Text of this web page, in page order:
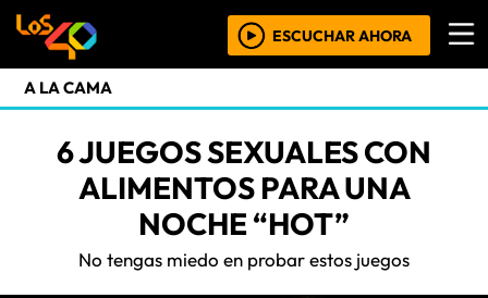
ESCUCHAR AHORA
A LA CAMA
6 JUEGOS SEXUALES CON
ALIMENTOS PARA UNA
NOCHE “HOT”
No tengas miedo en probar estos juegos